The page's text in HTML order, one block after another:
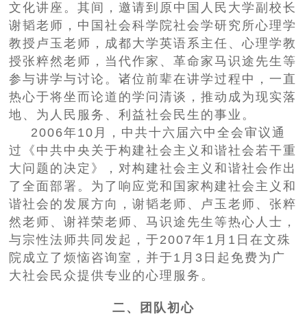
文化讲座。其间，邀请到原中国人民大学副校长
谢韬老师，中国社会科学院社会学研究所心理学
教授卢玉老师，成都大学英语系主任、心理学教
授张粹然老师，当代作家、革命家马识途先生等
参与讲学与讨论。诸位前辈在讲学过程中，一直
热心于将坐而论道的学问清谈，推动成为现实落
地、为人民服务、利益社会民生的事业。
2006年10月，中共十六届六中全会审议通
过《中共中央关于构建社会主义和谐社会若干重
大问题的决定》，对构建社会主义和谐社会作出
了全面部署。为了响应党和国家构建社会主义和
谐社会的发展方向，谢韬老师、卢玉老师、张粹
然老师、谢祥荣老师、马识途先生等热心人士，
与宗性法师共同发起，于2007年1月1日在文殊
院成立了烦恼咨询室，并于1月3日起免费为广
大社会民众提供专业的心理服务。
二、团队初心